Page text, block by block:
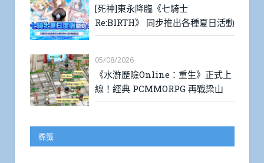
[死神]東永降臨《七騎士
Re:BIRTH》 同步推出各種夏日活動
05/08/2026
《水滸歷險Online：重生》正式上
線！經典 PCMMORPG 再戰梁山
標籤